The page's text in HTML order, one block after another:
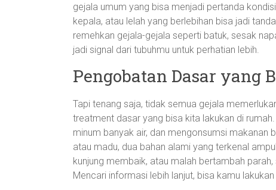
gejala umum yang bisa menjadi pertanda
kepala, atau lelah yang berlebihan bisa jadi
remehkan gejala-gejala seperti batuk, sesak
jadi signal dari tubuhmu untuk perhatian lebih.
Pengobatan Dasar yang
Tapi tenang saja, tidak semua gejala
treatment dasar yang bisa kita lakukan di
minum banyak air, dan mengonsumsi makanan
atau madu, dua bahan alami yang terkenal
kunjung membaik, atau malah bertambah
Mencari informasi lebih lanjut, bisa kamu lakukan